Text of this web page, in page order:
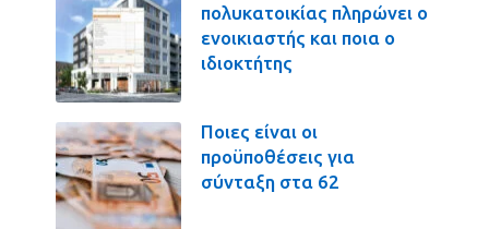
πολυκατοικίας πληρώνει ο
ενοικιαστής και ποια ο
ιδιοκτήτης
Ποιες είναι οι
προϋποθέσεις για
σύνταξη στα 62